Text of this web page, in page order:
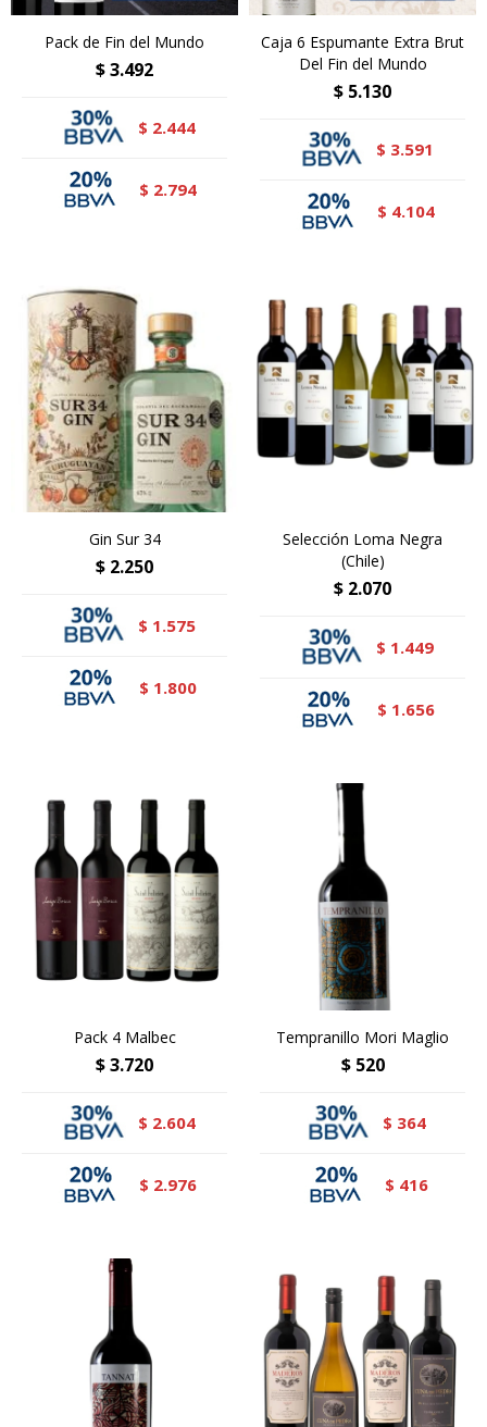
Pack de Fin del Mundo
$3.492
$ 2.444
$ 2.794
Caja 6 Espumante Extra Brut
Del Fin del Mundo
$ 5.130
$ 3.591
$ 4.104
Gin Sur 34
$ 2.250
$ 1.575
$ 1.800
Selección Loma Negra
(Chile)
$ 2.070
$ 1.449
$ 1.656
Pack 4 Malbec
$3.720
$ 2.604
$ 2.976
Tempranillo Mori Maglio
$ 520
$ 364
$ 416